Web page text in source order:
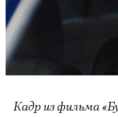
Кадр из фильма